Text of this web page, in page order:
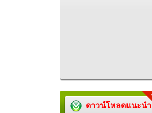
ดาวน์โหลดแนะนำ